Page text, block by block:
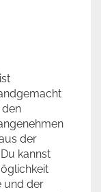
der
kannst
und der